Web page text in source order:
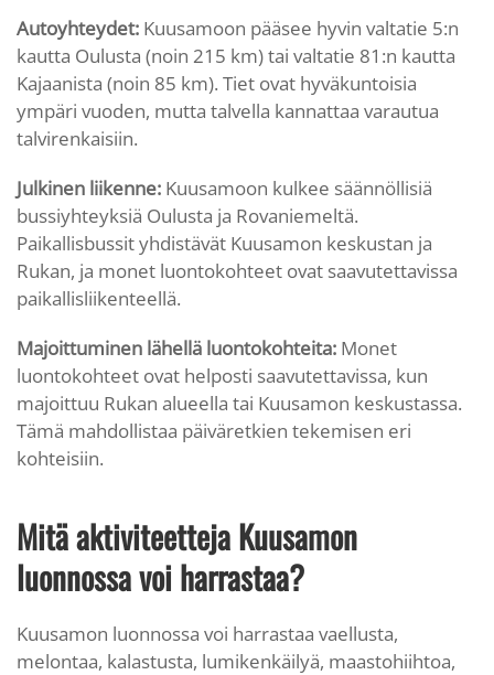
Autoyhteydet: Kuusamoon pääsee hyvin valtatie 5:n
kautta Oulusta (noin 215 km) tai valtatie 81:n kautta
Kajaanista (noin 85 km). Tiet ovat hyväkuntoisia
ympäri vuoden, mutta talvella kannattaa varautua
talvirenkaisiin.
Julkinen liikenne: Kuusamoon kulkee säännöllisiä
bussiyhteyksiä Oulusta ja Rovaniemeltä.
Paikallisbussit yhdistävät Kuusamon keskustan ja
Rukan, ja monet luontokohteet ovat saavutettavissa
paikallisliikenteellä.
Majoittuminen lähellä luontokohteita: Monet
luontokohteet ovat helposti saavutettavissa, kun
majoittuu Rukan alueella tai Kuusamon keskustassa.
Tämä mahdollistaa päiväretkien tekemisen eri
kohteisiin.
Mitä aktiviteetteja Kuusamon
luonnossa voi harrastaa?
Kuusamon luonnossa voi harrastaa vaellusta,
melontaa, kalastusta, lumikenkäilyä, maastohiihtoa,